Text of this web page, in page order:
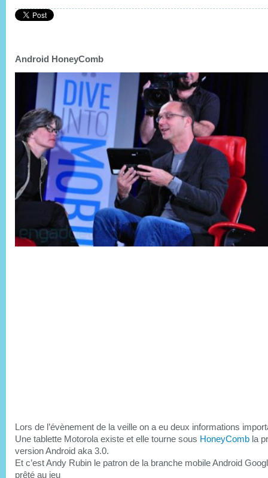
Android HoneyComb
Lors de l’évènement de la veille on a eu deux informations
Une tablette Motorola existe et elle tourne sous HoneyComb la
version Android aka 3.0.
Et c’est Andy Rubin le patron de la branche mobile Android
prêté au jeu